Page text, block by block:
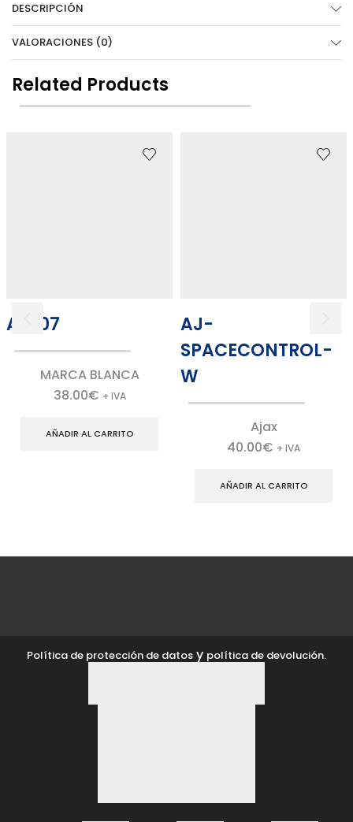
DESCRIPCIÓN
VALORACIONES (0)
Related Products
AC107
MARCA BLANCA
38.00€ + IVA
AÑADIR AL CARRITO
AJ-
SPACECONTROL-
W
Ajax
40.00€ + IVA
AÑADIR AL CARRITO
Política de protección de datos y política de devolución.